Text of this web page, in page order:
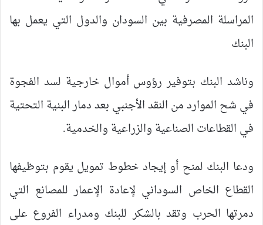
المراسلة المصرفية بين السودان والدول التي يعمل بها
البنك
وناشد البنك بتوفير رؤوس أموال خارجية لسد الفجوة
في شح الموارد من النقد الأجنبي بعد دمار البنية التحتية
في القطاعات الصناعية والزراعية والخدمية.
ودعا البنك لمنح أو إيجاد خطوط تمويل يقوم بتوظيفها
القطاع الخاص السوداني لإعادة الإعمار للمصانع التي
دمرتها الحرب وتقد بالشكر للبنك ومدراء الفروع على